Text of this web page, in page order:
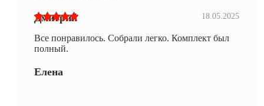
Дмитрий 18.05.2025
Все понравилось. Собрали легко. Комплект был
полный.
Елена